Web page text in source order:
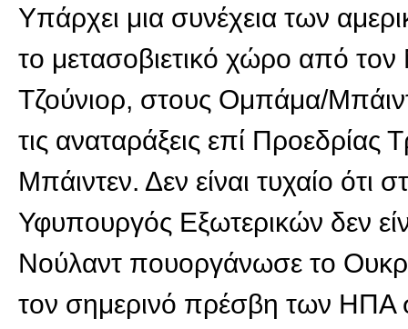
Υπάρχει μια συνέχεια των
το μετασοβιετικό χώρο από
Τζούνιορ, στους Ομπάμα/
τις αναταράξεις επί
Μπάιντεν. Δεν είναι τυχαίο ότι
Υφυπουργός Εξωτερικών δεν
Νούλαντ πουοργάνωσε το
τον σημερινό πρέσβη των ΗΠΑ